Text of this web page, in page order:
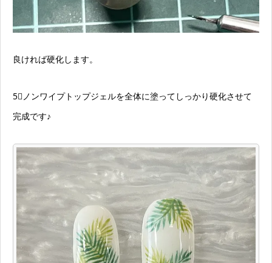
良ければ硬化します。
5⃣ノンワイプトップジェルを全体に塗ってしっかり硬化させて
完成です♪